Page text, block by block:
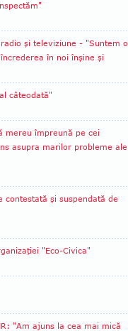
şi televiziune - "Suntem o
în noi înşine şi
câteodată"
me­reu împreună pe cei
asupra marilor probleme ale
contestată şi suspendată de
"Eco-Civica"
"Am ajuns la cea mai mică